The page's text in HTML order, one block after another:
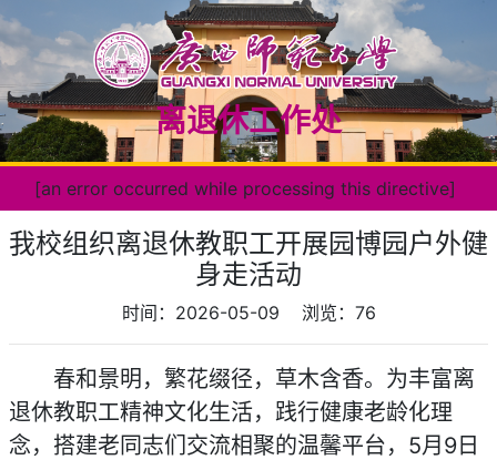
离退休工作处
[an error occurred while processing this directive]
我校组织离退休教职工开展园博园户外健
身走活动
时间：2026-05-09 浏览： 76
春和景明，繁花缀径，草木含香。为丰富离
退休教职工精神文化生活，践行健康老龄化理
念，搭建老同志们交流相聚的温馨平台，5月9日